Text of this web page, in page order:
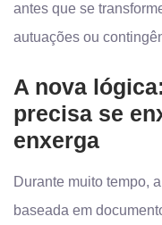
antes que se
autuações ou
A nova
precisa se
enxerga
Durante muito tempo,
baseada em